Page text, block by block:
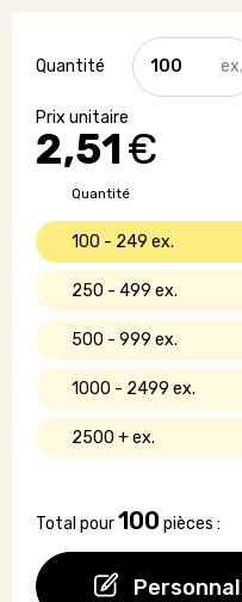
2,51€
quantité
de
Tote
en
coton
Quantité
100 - 249
250 - 499
500 - 999
1000 - 2499
2500 +
Total pour100 pièces :